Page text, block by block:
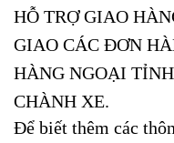
HỖ TRỢ GIAO
GIAO CÁC ĐƠN
HÀNG NGOẠI
CHÀNH XE.
Để biết thêm các